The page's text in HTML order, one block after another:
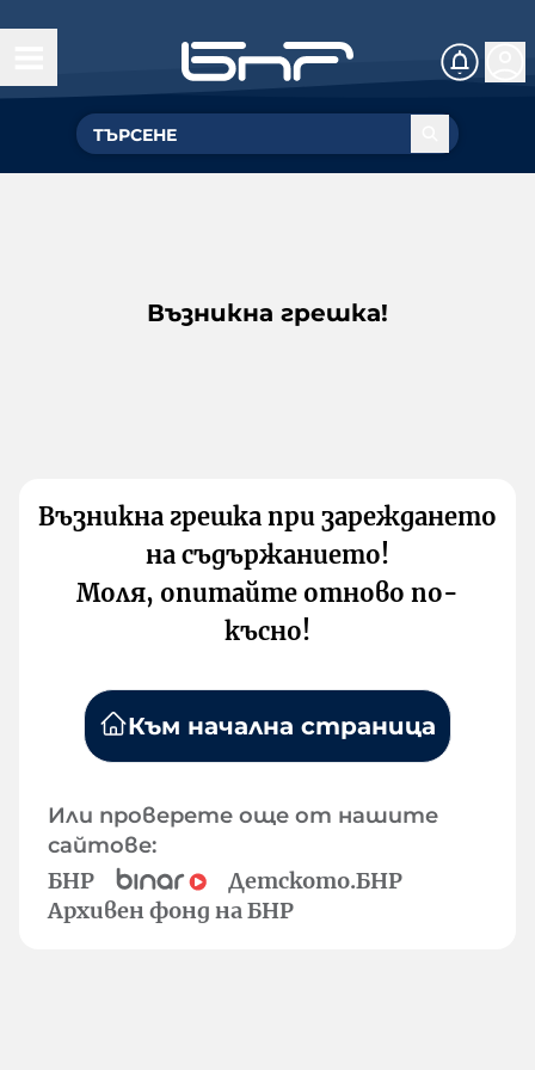
Възникна грешка!
Възникна грешка при зареждането
на съдържанието!
Моля, опитайте отново по-
късно!
Към начална страница
Или проверете още от нашите
сайтове:
БНР
Детското.БНР
Архивен фонд на БНР